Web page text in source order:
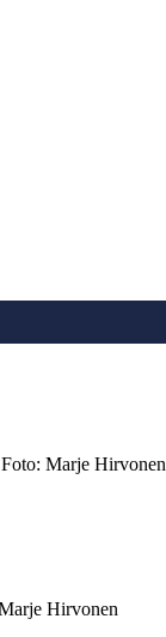
Marje Hirvonen
Hirvonen